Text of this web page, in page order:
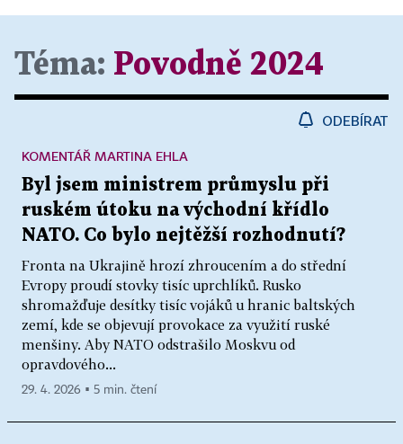
Téma: Povodně 2024
ODEBÍRAT
Byl jsem ministrem průmyslu při
ruském útoku na východní křídlo
NATO. Co bylo nejtěžší rozhodnutí?
Fronta na Ukrajině hrozí zhroucením a do střední
Evropy proudí stovky tisíc uprchlíků. Rusko
shromažďuje desítky tisíc vojáků u hranic baltských
zemí, kde se objevují provokace za využití ruské
menšiny. Aby NATO odstrašilo Moskvu od
opravdového...
KOMENTÁŘ MARTINA EHLA
29. 4. 2026 ▪ 5 min. čtení